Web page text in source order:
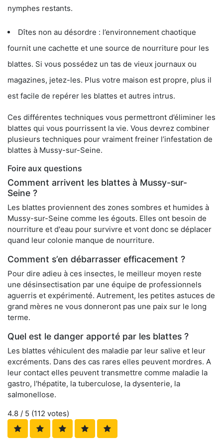
nymphes restants.
Dîtes non au désordre : l’environnement chaotique
fournit une cachette et une source de nourriture pour les
blattes. Si vous possédez un tas de vieux journaux ou
magazines, jetez-les. Plus votre maison est propre, plus il
est facile de repérer les blattes et autres intrus.
Ces différentes techniques vous permettront d’éliminer les
blattes qui vous pourrissent la vie. Vous devrez combiner
plusieurs techniques pour vraiment freiner l’infestation de
blattes à Mussy-sur-Seine.
Foire aux questions
Comment arrivent les blattes à Mussy-sur-
Seine ?
Les blattes proviennent des zones sombres et humides à
Mussy-sur-Seine comme les égouts. Elles ont besoin de
nourriture et d'eau pour survivre et vont donc se déplacer
quand leur colonie manque de nourriture.
Comment s’en débarrasser efficacement ?
Pour dire adieu à ces insectes, le meilleur moyen reste
une désinsectisation par une équipe de professionnels
aguerris et expérimenté. Autrement, les petites astuces de
grand mères ne vous donneront pas une paix sur le long
terme.
Quel est le danger apporté par les blattes ?
Les blattes véhiculent des maladie par leur salive et leur
excréments. Dans des cas rares elles peuvent mordres. A
leur contact elles peuvent transmettre comme maladie la
gastro, l'hépatite, la tuberculose, la dysenterie, la
salmonellose.
4.8 / 5 (112 votes)